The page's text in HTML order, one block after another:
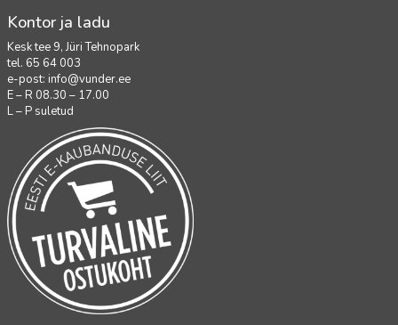
Kontor ja ladu
Kesk tee 9, Jüri Tehnopark
tel. 65 64 003
e-post: info@vunder.ee
E – R 08.30 – 17.00
L – P suletud